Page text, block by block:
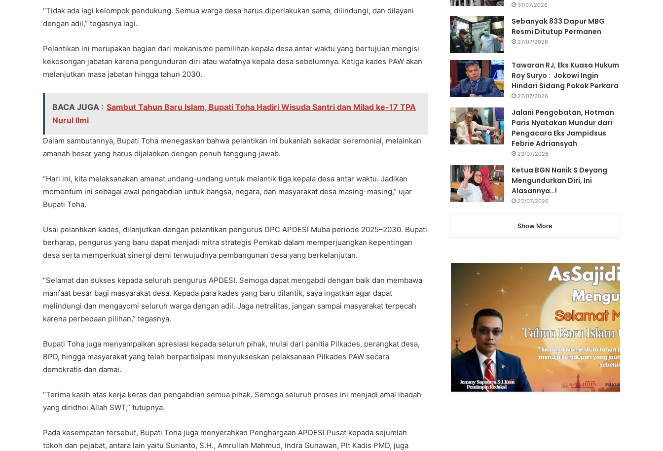
“Tidak ada lagi kelompok pendukung. Semua warga desa harus diperlakukan sama, dilindungi, dan dilayani
dengan adil,” tegasnya lagi.
Pelantikan ini merupakan bagian dari mekanisme pemilihan kepala desa antar waktu yang bertujuan mengisi
kekosongan jabatan karena pengunduran diri atau wafatnya kepala desa sebelumnya. Ketiga kades PAW akan
melanjutkan masa jabatan hingga tahun 2030.
BACA JUGA : Sambut Tahun Baru Islam, Bupati Toha Hadiri Wisuda Santri dan Milad ke-17 TPA
Nurul Ilmi
Dalam sambutannya, Bupati Toha menegaskan bahwa pelantikan ini bukanlah sekadar seremonial, melainkan
amanah besar yang harus dijalankan dengan penuh tanggung jawab.
“Hari ini, kita melaksanakan amanat undang-undang untuk melantik tiga kepala desa antar waktu. Jadikan
momentum ini sebagai awal pengabdian untuk bangsa, negara, dan masyarakat desa masing-masing,” ujar
Bupati Toha.
Usai pelantikan kades, dilanjutkan dengan pelantikan pengurus DPC APDESI Muba periode 2025–2030. Bupati
berharap, pengurus yang baru dapat menjadi mitra strategis Pemkab dalam memperjuangkan kepentingan
desa serta memperkuat sinergi demi terwujudnya pembangunan desa yang berkelanjutan.
“Selamat dan sukses kepada seluruh pengurus APDESI. Semoga dapat mengabdi dengan baik dan membawa
manfaat besar bagi masyarakat desa. Kepada para kades yang baru dilantik, saya ingatkan agar dapat
melindungi dan mengayomi seluruh warga dengan adil. Jaga netralitas, jangan sampai masyarakat terpecah
karena perbedaan pilihan,” tegasnya.
Bupati Toha juga menyampaikan apresiasi kepada seluruh pihak, mulai dari panitia Pilkades, perangkat desa,
BPD, hingga masyarakat yang telah berpartisipasi menyukseskan pelaksanaan Pilkades PAW secara
demokratis dan damai.
“Terima kasih atas kerja keras dan pengabdian semua pihak. Semoga seluruh proses ini menjadi amal ibadah
yang diridhoi Allah SWT,” tutupnya.
Pada kesempatan tersebut, Bupati Toha juga menyerahkan Penghargaan APDESI Pusat kepada sejumlah
tokoh dan pejabat, antara lain yaitu Surianto, S.H., Amrullah Mahmud, Indra Gunawan, Plt Kadis PMD, juga
31/07/2026
Sebanyak 833 Dapur MBG
Resmi Ditutup Permanen
27/07/2026
Tawaran RJ, Eks Kuasa Hukum
Roy Suryo : Jokowi Ingin
Hindari Sidang Pokok Perkara
27/07/2026
Jalani Pengobatan, Hotman
Paris Nyatakan Mundur dari
Pengacara Eks Jampidsus
Febrie Adriansyah
23/07/2026
Ketua BGN Nanik S Deyang
Mengundurkan Diri, Ini
Alasannya…!
22/07/2026
Show More